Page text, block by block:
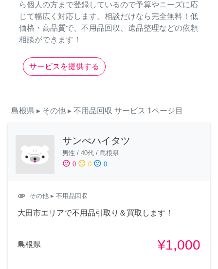
ら個人の方まで登録しているので予算やニーズに応
じて幅広く対応します。相談だけなら完全無料！低
価格・高品質で、不用品回収、遺品整理などの依頼
相談ができます！
サービスを提供する
島根県 ▸ その他 ▸ 不用品回収 サービス 1ページ目
サンべハイタツ
男性 / 40代 / 島根県
sentiment_satisfied 0 sentiment_neutral 0 sentiment_dissatisfied 0
attachment その他 ▸ 不用品回収
大田市エリアで不用品引取り＆買取します！
島根県 ¥1,000